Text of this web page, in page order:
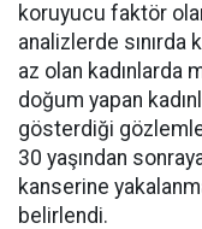
koruyucu faktör
analizlerde sınırda
az olan kadınlarda
doğum yapan
gösterdiği
30 yaşından
kanserine
belirlendi.